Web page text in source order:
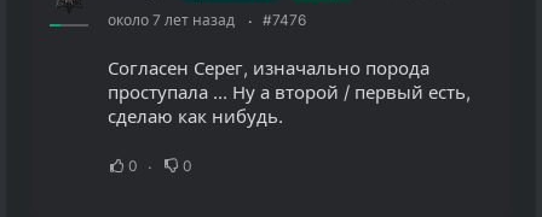
около 7 лет назад #7476
Согласен Серег, изначально порода
проступала ... Ну а второй / первый есть,
сделаю как нибудь.
0 0